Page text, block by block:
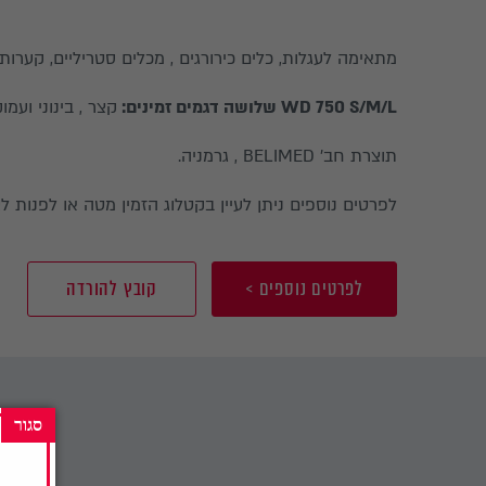
מתאימה לעגלות, כלים כירורגים , מכלים סטריליים,
WD 750 S/M/L שלושה דגמים זמינים: קצר , בינוני
תוצרת חב' BELIMED , גרמניה.
לפרטים נוספים ניתן לעיין בקטלוג הזמין מטה או לפנות
לפרטים נוספים > קובץ להורדה